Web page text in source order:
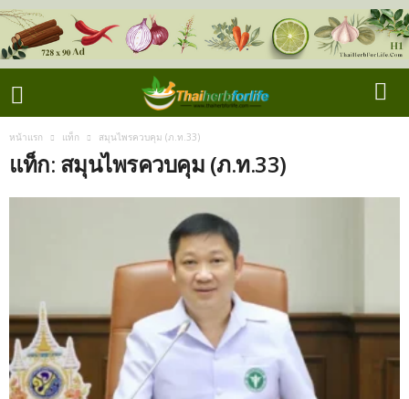
หน้าแรก แท็ก สมุนไพรควบคุม (ภ.ท.33)
แท็ก: สมุนไพรควบคุม (ภ.ท.33)